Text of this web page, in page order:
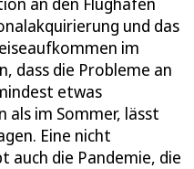
und das
im
dass die Probleme an
etwas
als im Sommer, lässt
Eine nicht
auch die Pandemie, die